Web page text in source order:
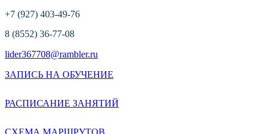
+7 (927) 403-49-76
8 (8552) 36-77-08
lider367708@rambler.ru
ЗАПИСЬ НА ОБУЧЕНИЕ
РАСПИСАНИЕ ЗАНЯТИЙ
СХЕМА МАРШРУТОВ